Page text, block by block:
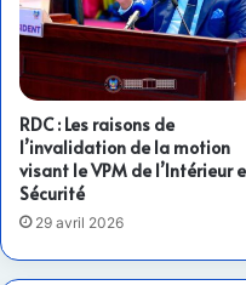
RDC : Les raisons de
l’invalidation de la motion
visant le VPM de l’Intérieur
Sécurité
29 avril 2026